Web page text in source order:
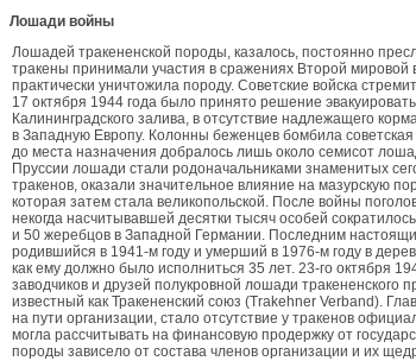
Лошади войны
Лошадей тракененской породы, казалось, постоянно
тракены принимали участия в сражениях Второй мировой
практически уничтожила породу. Советские войска
17 октября 1944 года было принято решение
Калининградского залива, в отсутствие надлежащего
в Западную Европу. Колонны беженцев бомбила
до места назначения добралось лишь около семисот
Пруссии лошади стали родоначальниками знаменитых
тракенов, оказали значительное влияние на мазурскую
которая затем стала великопольской. После войны
некогда насчитывавшей десятки тысяч особей
и 50 жеребцов в Западной Германии. Последним
родившийся в 1941-м году и умерший в 1976-м году в
как ему должно было исполниться 35 лет. 23-го октября
заводчиков и друзей полукровной лошади тракененского
известный как Тракененский союз (Trakehner Verband).
на пути организации, стало отсутствие у тракенов
могла рассчитывать на финансовую продержку от
породы зависело от состава членов организации и их